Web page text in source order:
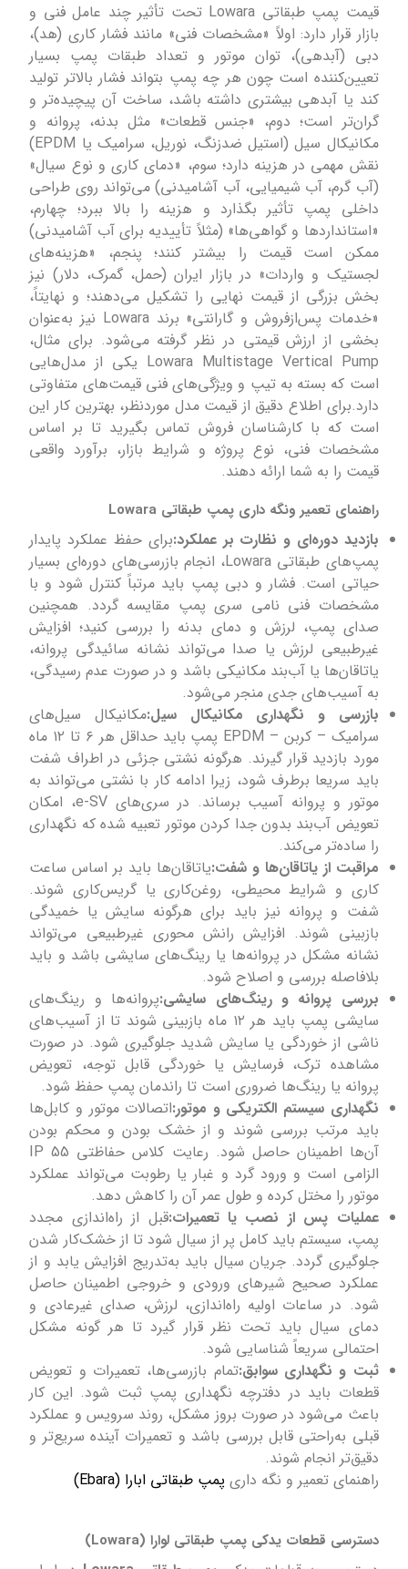
قیمت پمپ طبقاتی ‌Lowara تحت تأثیر چند عامل فنی و
بازار قرار دارد: اولاً «مشخصات فنی» مانند فشار کاری (هد)،
دبی (آبدهی)، توان موتور و تعداد طبقات پمپ بسیار
تعیین‌کننده است چون هر چه پمپ بتواند فشار بالاتر تولید
کند یا آبدهی بیشتری داشته باشد، ساخت آن پیچیده‌تر و
گران‌تر است؛ دوم، «جنس قطعات» مثل بدنه، پروانه و
مکانیکال سیل (استیل ضدزنگ، نوریل، سرامیک یا EPDM)
نقش مهمی در هزینه دارد؛ سوم، «دمای کاری و نوع سیال»
(آب گرم، آب شیمیایی، آب آشامیدنی) می‌تواند روی طراحی
داخلی پمپ تأثیر بگذارد و هزینه را بالا ببرد؛ چهارم،
«استانداردها و گواهی‌ها» (مثلاً تأییدیه برای آب آشامیدنی)
ممکن است قیمت را بیشتر کنند؛ پنجم، «هزینه‌های
لجستیک و واردات» در بازار ایران (حمل، گمرک، دلار) نیز
بخش بزرگی از قیمت نهایی را تشکیل می‌دهند؛ و نهایتاً،
«خدمات پس‌از‌فروش و گارانتی» برند Lowara نیز به‌عنوان
بخشی از ارزش قیمتی در نظر گرفته می‌شود. برای مثال،
Lowara Multistage Vertical Pump
یکی از مدل‌هایی
است که بسته به تیپ و ویژگی‌های فنی قیمت‌های متفاوتی
دارد.برای اطلاع دقیق از قیمت مدل موردنظر، بهترین کار این
است که با کارشناسان فروش تماس بگیرید تا بر اساس
مشخصات فنی، نوع پروژه و شرایط بازار، برآورد واقعی
قیمت را به شما ارائه دهند.
راهنمای تعمیر ونگه داری پمپ طبقاتی ‌Lowara
بازدید دوره‌ای و نظارت بر عملکرد:برای حفظ عملکرد پایدار
پمپ‌های طبقاتی Lowara، انجام بازرسی‌های دوره‌ای بسیار
حیاتی است. فشار و دبی پمپ باید مرتباً کنترل شود و با
مشخصات فنی نامی سری پمپ مقایسه گردد. همچنین
صدای پمپ، لرزش و دمای بدنه را بررسی کنید؛ افزایش
غیرطبیعی لرزش یا صدا می‌تواند نشانه سائیدگی پروانه،
یاتاقان‌ها یا آب‌بند مکانیکی باشد و در صورت عدم رسیدگی،
به آسیب‌های جدی منجر می‌شود.
بازرسی و نگهداری مکانیکال سیل:مکانیکال سیل‌های
سرامیک – کربن – EPDM پمپ باید حداقل هر ۶ تا ۱۲ ماه
مورد بازدید قرار گیرند. هرگونه نشتی جزئی در اطراف شفت
باید سریعا برطرف شود، زیرا ادامه کار با نشتی می‌تواند به
موتور و پروانه آسیب برساند. در سری‌های e-SV، امکان
تعویض آب‌بند بدون جدا کردن موتور تعبیه شده که نگهداری
را ساده‌تر می‌کند.
مراقبت از یاتاقان‌ها و شفت:یاتاقان‌ها باید بر اساس ساعت
کاری و شرایط محیطی، روغن‌کاری یا گریس‌کاری شوند.
شفت و پروانه نیز باید برای هرگونه سایش یا خمیدگی
بازبینی شوند. افزایش رانش محوری غیرطبیعی می‌تواند
نشانه مشکل در پروانه‌ها یا رینگ‌های سایشی باشد و باید
بلافاصله بررسی و اصلاح شود.
بررسی پروانه و رینگ‌های سایشی:پروانه‌ها و رینگ‌های
سایشی پمپ باید هر ۱۲ ماه بازبینی شوند تا از آسیب‌های
ناشی از خوردگی یا سایش شدید جلوگیری شود. در صورت
مشاهده ترک، فرسایش یا خوردگی قابل توجه، تعویض
پروانه یا رینگ‌ها ضروری است تا راندمان پمپ حفظ شود.
نگهداری سیستم الکتریکی و موتور:اتصالات موتور و کابل‌ها
باید مرتب بررسی شوند و از خشک بودن و محکم بودن
آن‌ها اطمینان حاصل شود. رعایت کلاس حفاظتی IP 55
الزامی است و ورود گرد و غبار یا رطوبت می‌تواند عملکرد
موتور را مختل کرده و طول عمر آن را کاهش دهد.
عملیات پس از نصب یا تعمیرات:قبل از راه‌اندازی مجدد
پمپ، سیستم باید کامل پر از سیال شود تا از خشک‌کار شدن
جلوگیری گردد. جریان سیال باید به‌تدریج افزایش یابد و از
عملکرد صحیح شیرهای ورودی و خروجی اطمینان حاصل
شود. در ساعات اولیه راه‌اندازی، لرزش، صدای غیرعادی و
دمای سیال باید تحت نظر قرار گیرد تا هر گونه مشکل
احتمالی سریعاً شناسایی شود.
ثبت و نگهداری سوابق:تمام بازرسی‌ها، تعمیرات و تعویض
قطعات باید در دفترچه نگهداری پمپ ثبت شود. این کار
باعث می‌شود در صورت بروز مشکل، روند سرویس و عملکرد
قبلی به‌راحتی قابل بررسی باشد و تعمیرات آینده سریع‌تر و
دقیق‌تر انجام شوند.
راهنمای تعمیر و نگه داری پمپ طبقاتی ابارا (Ebara)
دسترسی قطعات یدکی پمپ طبقاتی لوارا (Lowara)